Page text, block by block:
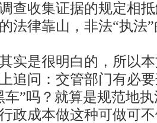
查收集证据的规定相
法律靠山，非法“执法
是很明白的，所以本
追问：交管部门有必
车”吗？就算是规范地
政成本做这种可做可